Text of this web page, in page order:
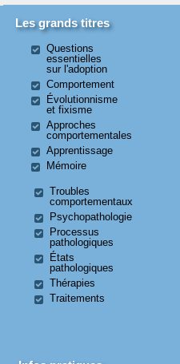
Les grands titres
Questions
essentielles
sur l'adoption
Comportement
Évolutionnisme
et fixisme
Approches
comportementales
Apprentissage
Mémoire
Troubles
comportementaux
Psychopathologie
Processus
pathologiques
États
pathologiques
Thérapies
Traitements